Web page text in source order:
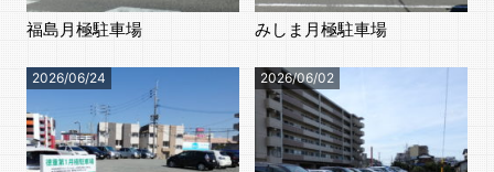
福島月極駐車場 みしま月極駐車場
2026/06/24 2026/06/02